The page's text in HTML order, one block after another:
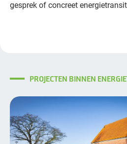
gesprek of concreet
PROJECTEN BINNEN